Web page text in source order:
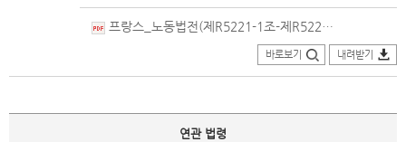
프랑스_노동법전(제R5221-1조-제R5224-1조)_번역본(2024.07.09.개정)_의회법률정보포털.PDF
바로보기 내려받기
연관 법령